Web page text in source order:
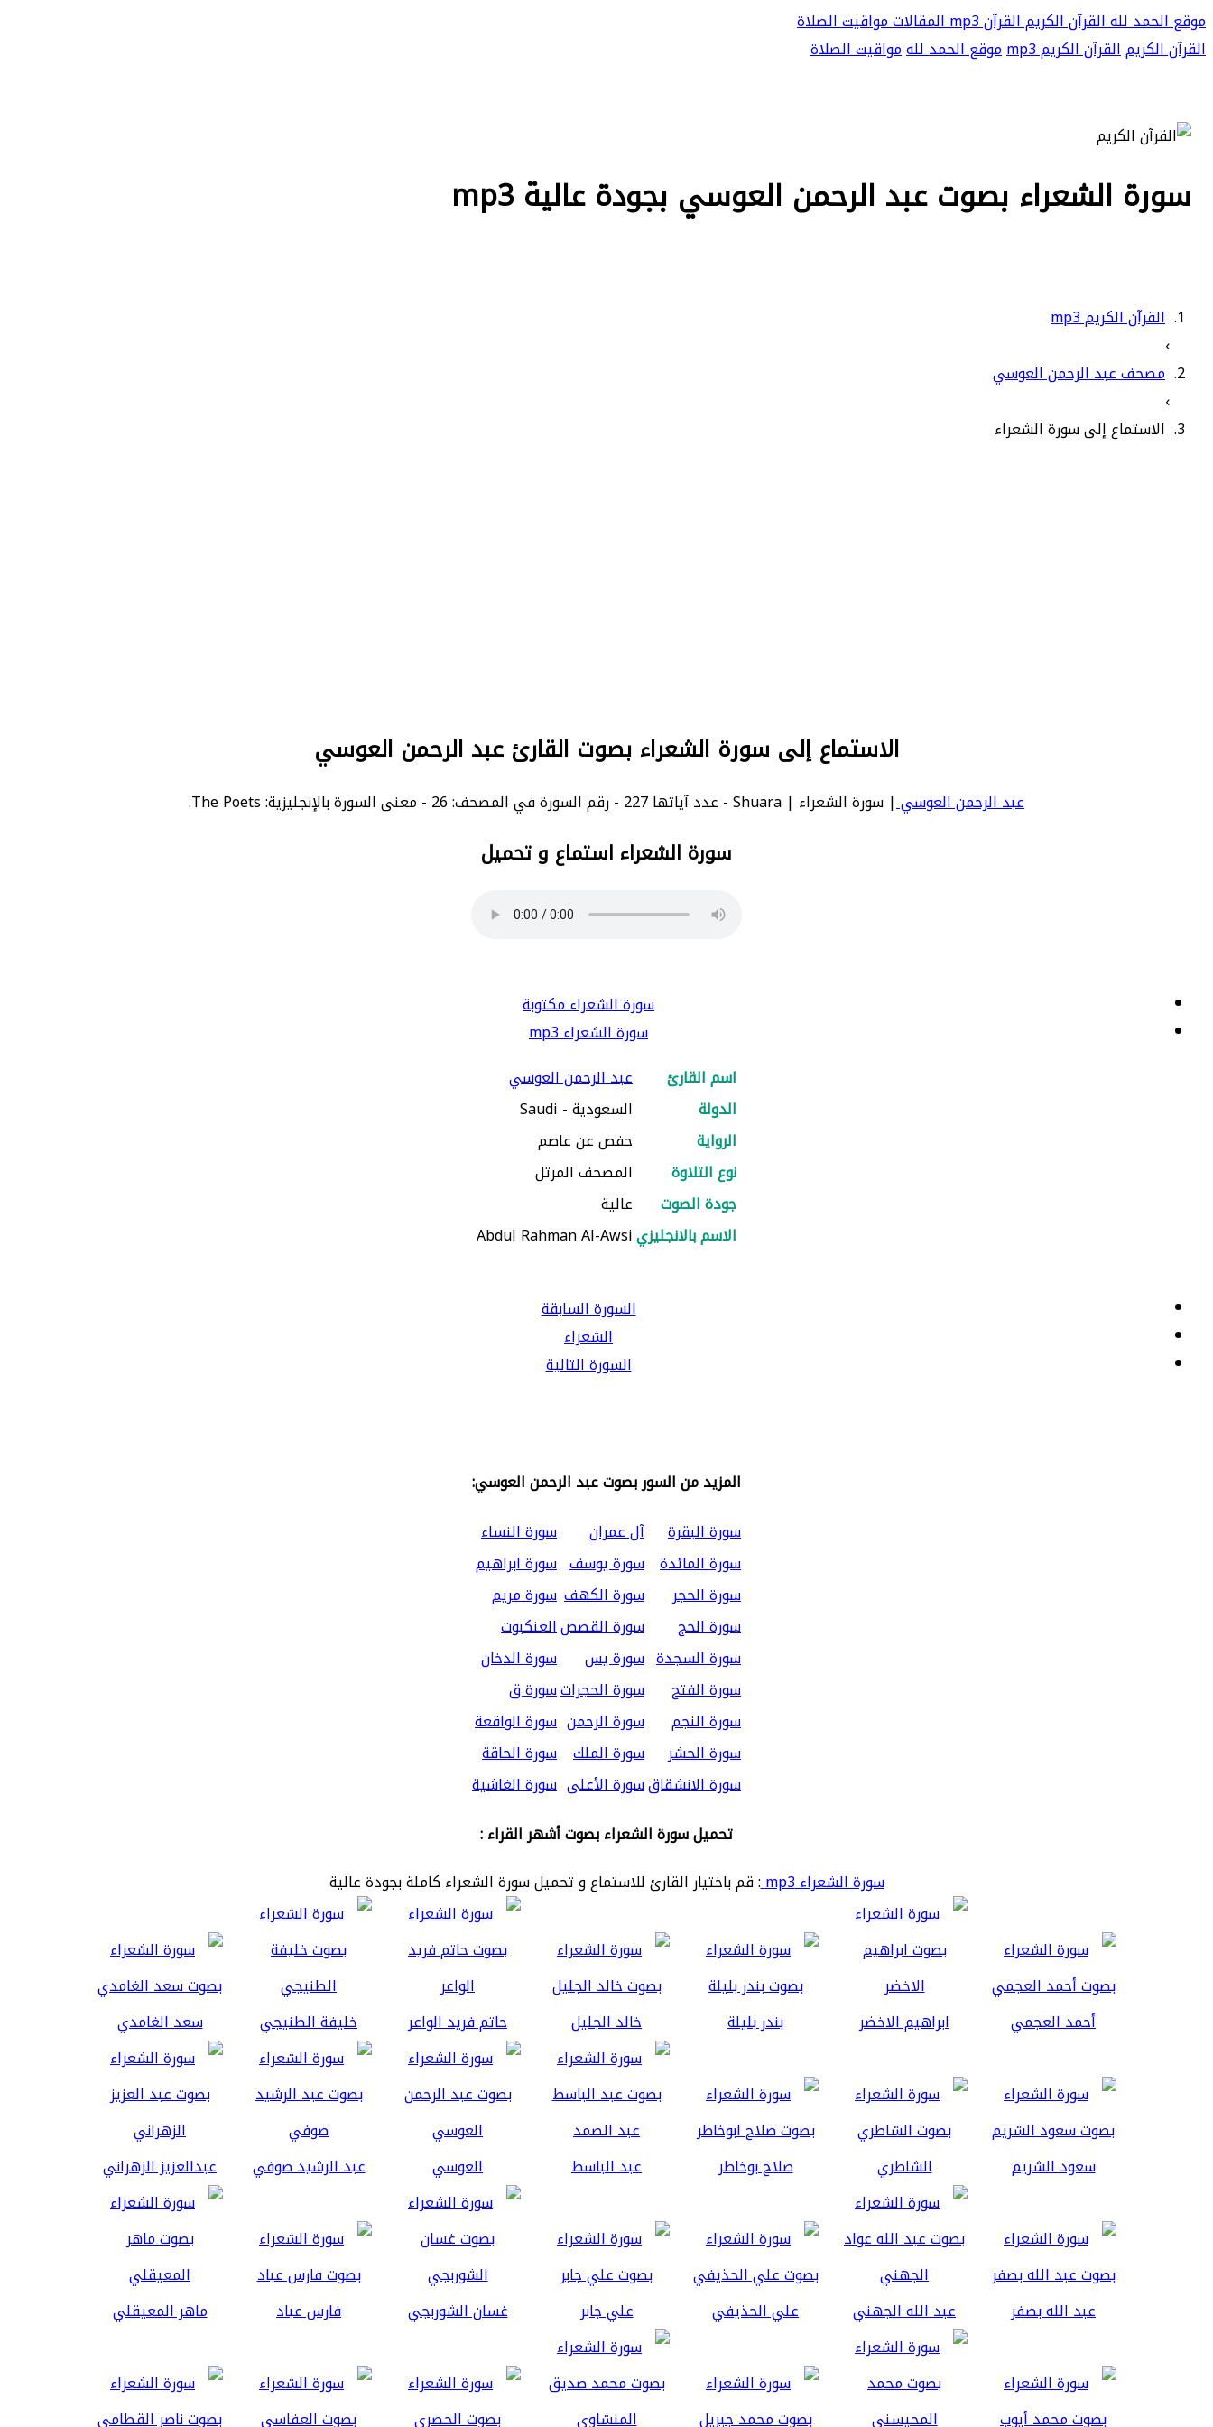
موقع الحمد للهالقرآن الكريمالقرآن mp3 المقالاتمواقيت الصلاة
القرآن الكريمالقرآن الكريم mp3 موقع الحمد للهمواقيت الصلاة
سورة الشعراء بصوت عبد الرحمن العوسي بجودة عالية mp3
القرآن الكريم mp3
›
مصحف عبد الرحمن العوسي
›
الاستماع إلى سورة الشعراء
الاستماع إلى سورة الشعراء بصوت القارئ عبد الرحمن العوسي
عبد الرحمن العوسي| سورة الشعراء | Shuara - عدد آياتها 227 - رقم السورة في المصحف: 26 - معنى السورة بالإنجليزية: The Poets.
سورة الشعراء استماع و تحميل
سورة الشعراء مكتوبة
سورة الشعراء mp3
اسم القارئ
عبد الرحمن العوسي
الدولة
السعودية - Saudi
الرواية
حفص عن عاصم
نوع التلاوة
المصحف المرتل
جودة الصوت
عالية
الاسم بالانجليزيAbdul Rahman Al-Awsi
السورة السابقة
الشعراء
السورة التالية
المزيد من السور بصوت عبد الرحمن العوسي:
سورة البقرة
آل عمران
سورة النساء
سورة المائدة سورة يوسف سورة ابراهيم
سورة الحجر
سورة الكهف سورة مريم
سورة الحج
سورة القصصالعنكبوت
سورة السجدة سورة يس
سورة الدخان
سورة الفتح
سورة الحجراتسورة ق
سورة النجم
سورة الرحمن سورة الواقعة
سورة الحشر
سورة الملك سورة الحاقة
سورة الانشقاقسورة الأعلى سورة الغاشية
تحميل سورة الشعراء بصوت أشهر القراء :
سورة الشعراء mp3
: قم باختيار القارئ للاستماع و تحميل سورة الشعراء كاملة بجودة عالية
أحمد العجمي ابراهيم الاخضر بندر بليلة خالد الجليل حاتم فريد الواعر خليفة الطنيجي سعد الغامدي
سعود الشريم الشاطري صلاح بوخاطر عبد الباسط العوسي عبد الرشيد صوفي عبدالعزيز الزهراني
عبد الله بصفر عبد الله الجهني علي الحذيفي علي جابر غسان الشوربجي فارس عباد ماهر المعيقلي